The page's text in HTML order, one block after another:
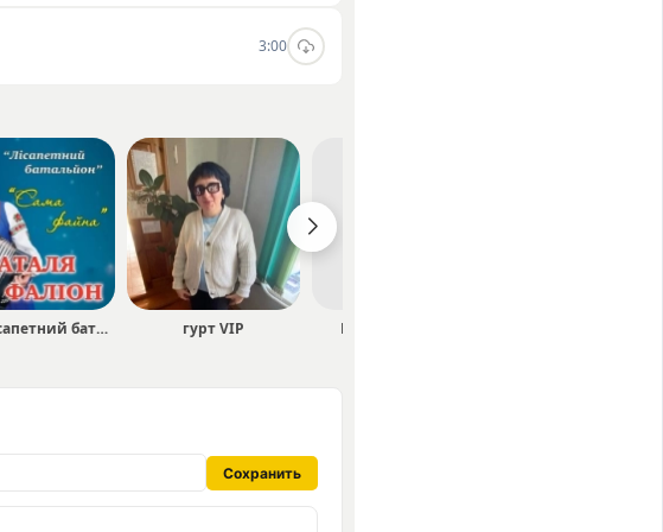
3:00
гурт Лісапетний батальйон гурт VIP Каша Сальцова
Сохранить